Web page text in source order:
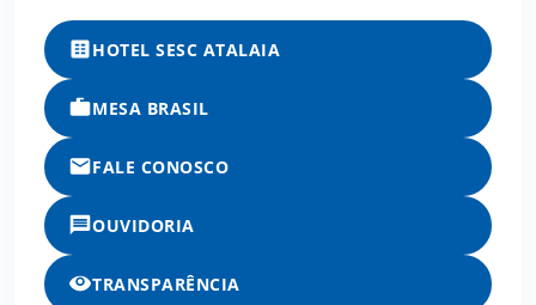
HOTEL SESC ATALAIA
MESA BRASIL
FALE CONOSCO
OUVIDORIA
TRANSPARÊNCIA